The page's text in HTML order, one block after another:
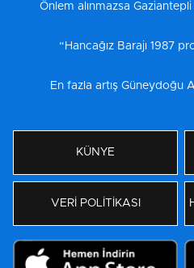
Önlem alınmazsa
“Hancağız Barajı 1987
En fazla artış Güneydoğu
KÜNYE
VERİ POLİTİKASI